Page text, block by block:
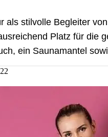
als stilvolle Begleiter
Platz für die
ein Saunamantel